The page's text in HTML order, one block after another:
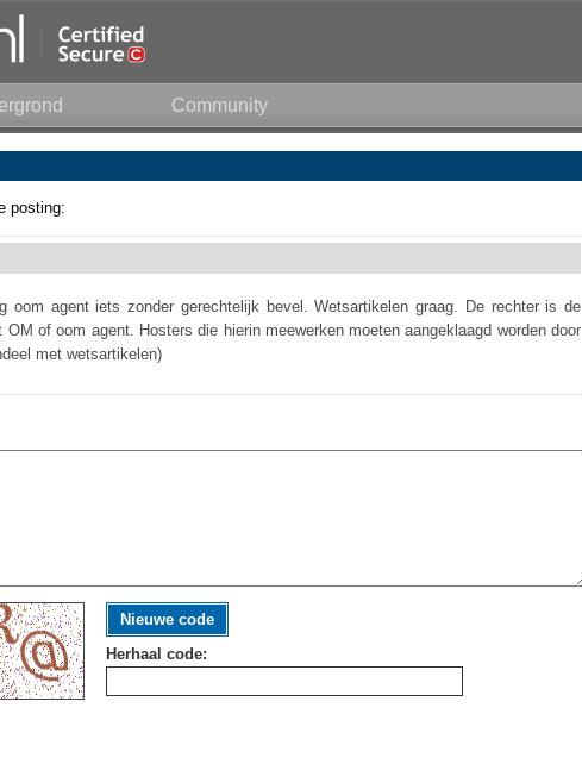
Community
posting:
oom agent iets zonder gerechtelijk bevel. Wetsartikelen graag. De rechter is de
of oom agent. Hosters die hierin meewerken moeten aangeklaagd worden door
met wetsartikelen)
Nieuwe code
Herhaal code: